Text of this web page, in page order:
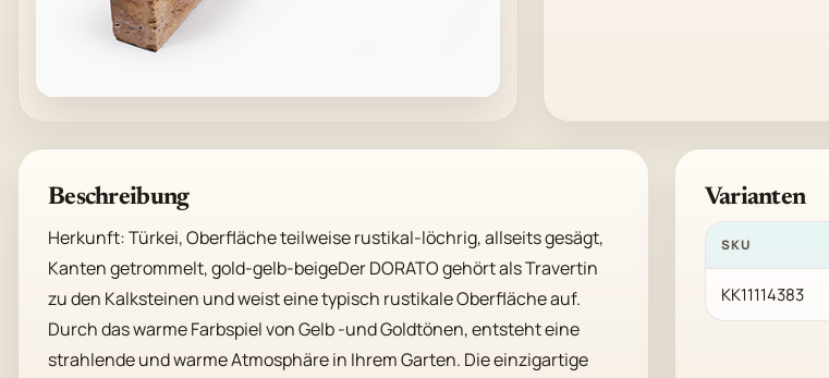
Beschreibung
Herkunft: Türkei, Oberfläche teilweise rustikal-löchrig, allseits gesägt,
Kanten getrommelt, gold-gelb-beigeDer DORATO gehört als Travertin
zu den Kalksteinen und weist eine typisch rustikale Oberfläche auf.
Durch das warme Farbspiel von Gelb -und Goldtönen, entsteht eine
strahlende und warme Atmosphäre in Ihrem Garten. Die einzigartige
Varianten
SKU
KK11114383